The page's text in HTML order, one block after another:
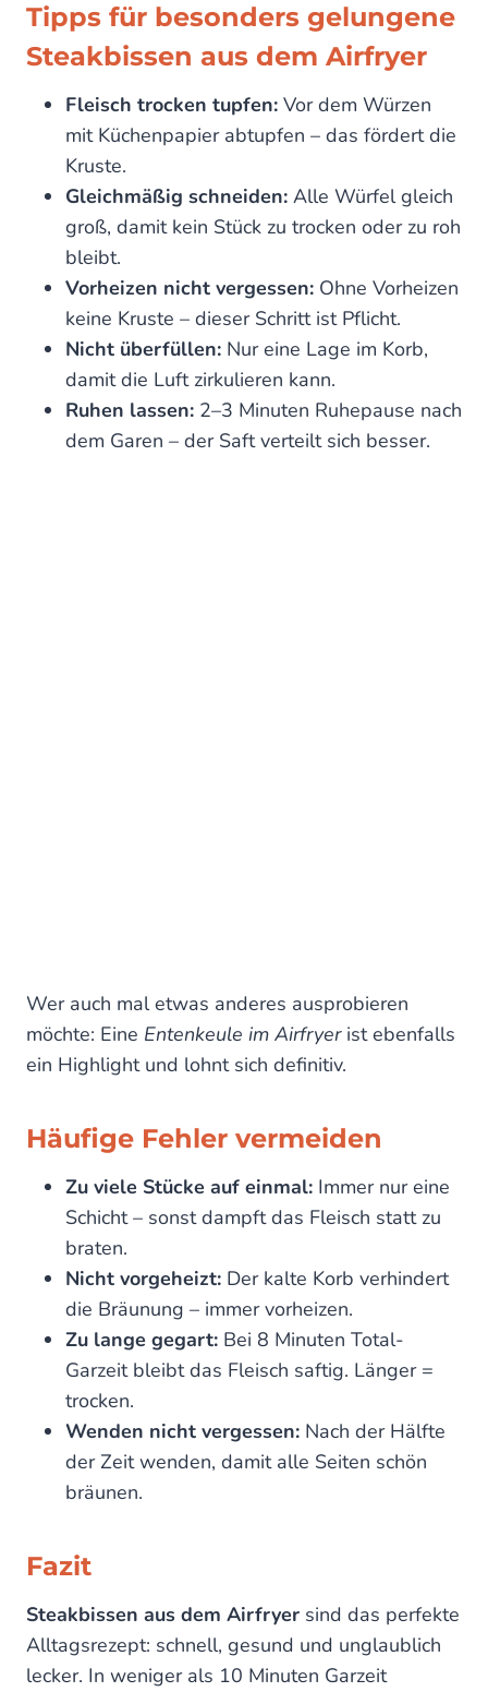
Tipps für besonders gelungene
Steakbissen aus dem Airfryer
Fleisch trocken tupfen: Vor dem Würzen
mit Küchenpapier abtupfen – das fördert die
Kruste.
Gleichmäßig schneiden: Alle Würfel gleich
groß, damit kein Stück zu trocken oder zu roh
bleibt.
Vorheizen nicht vergessen: Ohne Vorheizen
keine Kruste – dieser Schritt ist Pflicht.
Nicht überfüllen: Nur eine Lage im Korb,
damit die Luft zirkulieren kann.
Ruhen lassen: 2–3 Minuten Ruhepause nach
dem Garen – der Saft verteilt sich besser.
Wer auch mal etwas anderes ausprobieren
möchte: Eine Entenkeule im Airfryerist ebenfalls
ein Highlight und lohnt sich definitiv.
Häufige Fehler vermeiden
Zu viele Stücke auf einmal: Immer nur eine
Schicht – sonst dampft das Fleisch statt zu
braten.
Nicht vorgeheizt: Der kalte Korb verhindert
die Bräunung – immer vorheizen.
Zu lange gegart: Bei 8 Minuten Total-
Garzeit bleibt das Fleisch saftig. Länger =
trocken.
Wenden nicht vergessen: Nach der Hälfte
der Zeit wenden, damit alle Seiten schön
bräunen.
Fazit
Steakbissen aus dem Airfryer sind das perfekte
Alltagsrezept: schnell, gesund und unglaublich
lecker. In weniger als 10 Minuten Garzeit